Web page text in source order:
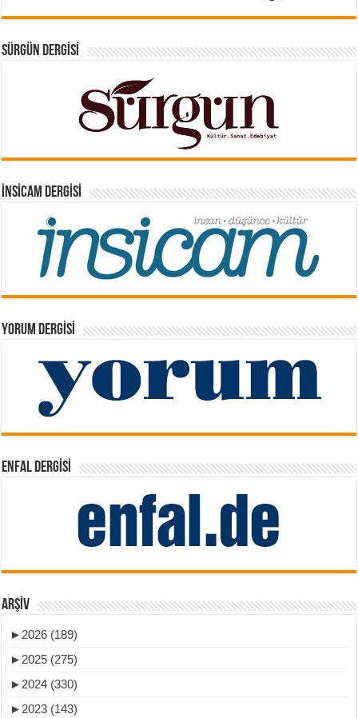
SÜRGÜN DERGISI
İNSICAM DERGISI
YORUM DERGISI
ENFAL DERGISI
ARŞIV
► 2026 (189)
► 2025 (275)
► 2024 (330)
► 2023 (143)